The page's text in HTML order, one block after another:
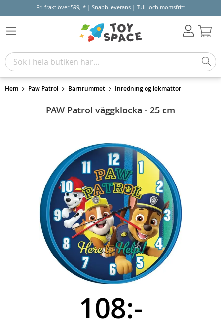
Fri frakt över 599,-* | Snabb leverans | Tull- och momsfritt
Hem Paw Patrol Barnrummet Inredning og lekmattor
PAW Patrol väggklocka - 25 cm
108:-